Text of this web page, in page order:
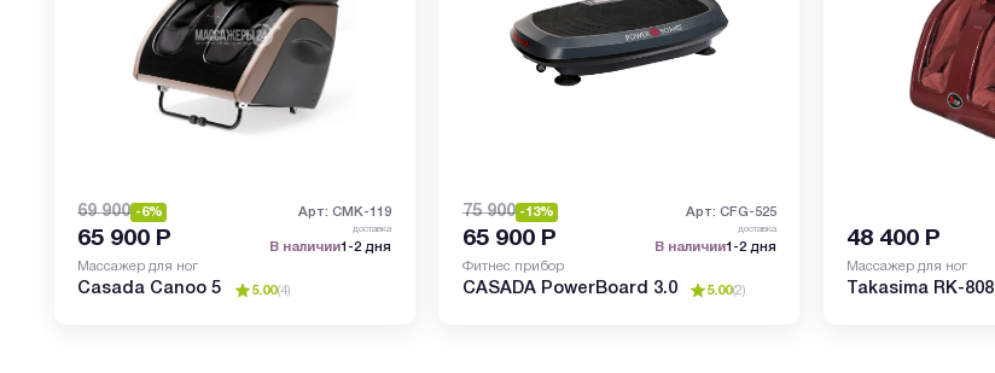
69 900 -6% Арт: CMK-119
65 900 Р доставка
В наличии1-2 дня
Массажер для ног
Casada Canoo 5 5.00(4)
75 900 -13% Арт: CFG-525
65 900 Р доставка
В наличии1-2 дня
Фитнес прибор
CASADA PowerBoard 3.0 5.00(2)
48 400 Р
Массажер для ног
Takasima RK-808